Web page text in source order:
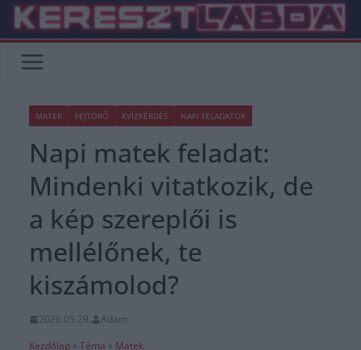
Skip
content
MATEK FEJTÖRŐ KVÍZKÉRDÉS NAPI FELADATOK
Napi matek feladat:
Mindenki vitatkozik, de
a kép szereplői is
mellélőnek, te
kiszámolod?
2026.05.29.
Adam
Kezdőlap » Téma » Matek